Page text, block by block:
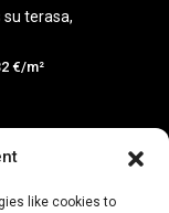
like cookies to
terasa,
€/m²
€/m²